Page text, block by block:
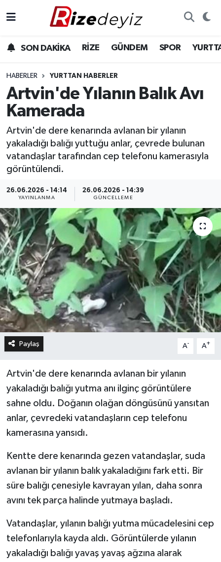
SON DAKİKA RİZE GÜNDEM SPOR
HABERLER YURTTAN HABERLER
Artvin'de Yılanın Balık Avı
Kamerada
Artvin'de dere kenarında avlanan bir yılanın
yakaladığı balığı yuttuğu anlar, çevrede bulunan
vatandaşlar tarafından cep telefonu kamerasıyla
görüntülendi.
26.06.2026 - 14:14
YAYINLANMA
26.06.2026 - 14:39
GÜNCELLEME
Paylaş A- A+
Artvin'de dere kenarında avlanan bir yılanın
yakaladığı balığı yutma anı ilginç görüntülere
sahne oldu. Doğanın olağan döngüsünü yansıtan
anlar, çevredeki vatandaşların cep telefonu
kamerasına yansıdı.
Kentte dere kenarında gezen vatandaşlar, suda
avlanan bir yılanın balık yakaladığını fark etti. Bir
süre balığı çenesiyle kavrayan yılan, daha sonra
avını tek parça halinde yutmaya başladı.
Vatandaşlar, yılanın balığı yutma mücadelesini cep
telefonlarıyla kayda aldı. Görüntülerde yılanın
yakaladığı balığı yavaş yavaş ağzına alarak
Gündem
Yurttan Haberler
Ekonomi
Teknoloji
Sağlık
Rize Hava Durumu
Rize Trafik Yoğunluk Haritası
Süper Lig Puan Durumu ve Fikstür
Tüm Manşetler
Son Dakika Haberleri
Haber Arşivi